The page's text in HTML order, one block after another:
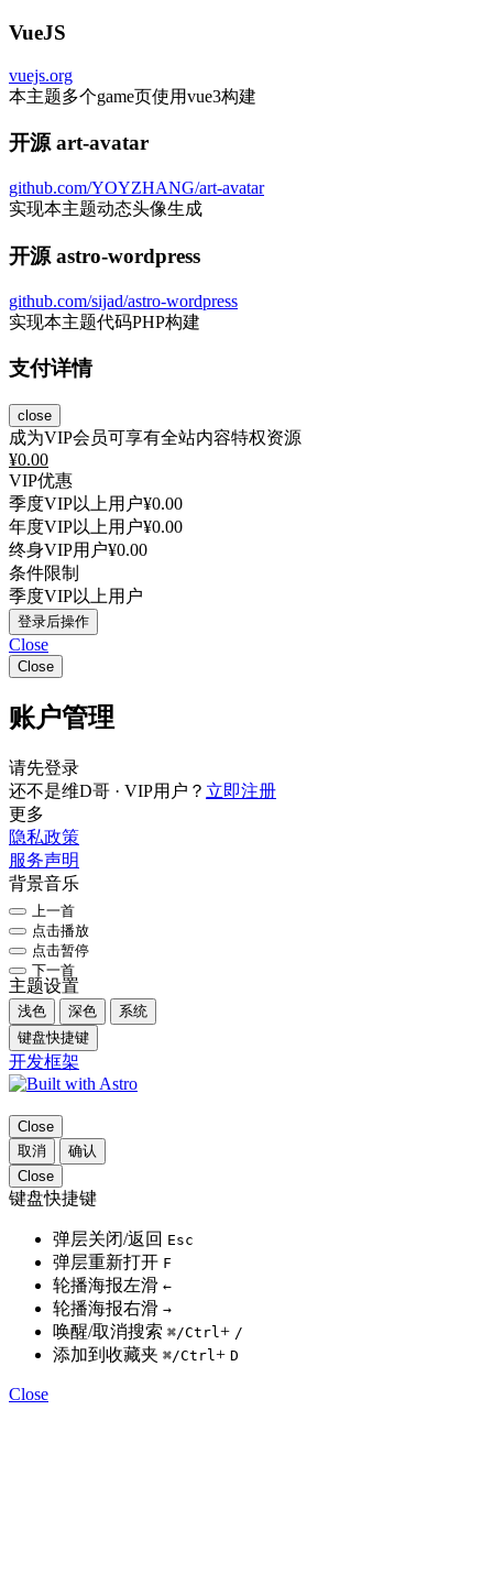
VueJS
vuejs.org
本主题多个game页使用vue3构建
开源 art-avatar
github.com/YOYZHANG/art-avatar
实现本主题动态头像生成
开源 astro-wordpress
github.com/sijad/astro-wordpress
实现本主题代码PHP构建
支付详情
close
成为VIP会员可享有全站内容特权资源
¥0.00
VIP优惠
季度VIP以上用户¥0.00
年度VIP以上用户¥0.00
终身VIP用户¥0.00
条件限制
季度VIP以上用户
登录后操作
Close
Close
账户管理
请先登录
还不是维D哥 · VIP用户？ 立即注册
更多
隐私政策
服务声明
背景音乐
上一首
点击播放
点击暂停
下一首
主题设置
浅色 深色
系统
键盘快捷键
开发框架
Close
取消
确认
Close
键盘快捷键
弹层关闭/返回 Esc
弹层重新打开 F
轮播海报左滑 ←
轮播海报右滑 →
唤醒/取消搜索 ⌘/Ctrl + /
添加到收藏夹 ⌘/Ctrl + D
Close